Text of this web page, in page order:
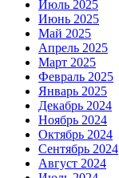
Июль 2025
Июнь 2025
Май 2025
Апрель 2025
Март 2025
Февраль 2025
Январь 2025
Декабрь 2024
Ноябрь 2024
Октябрь 2024
Сентябрь 2024
Август 2024